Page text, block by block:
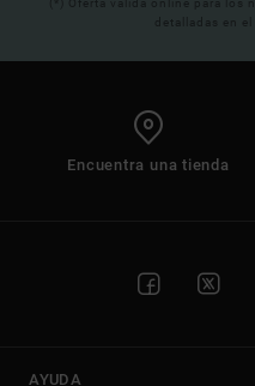
(*) Oferta valida online para los
detalladas en
Encuentra una tienda
AYUDA